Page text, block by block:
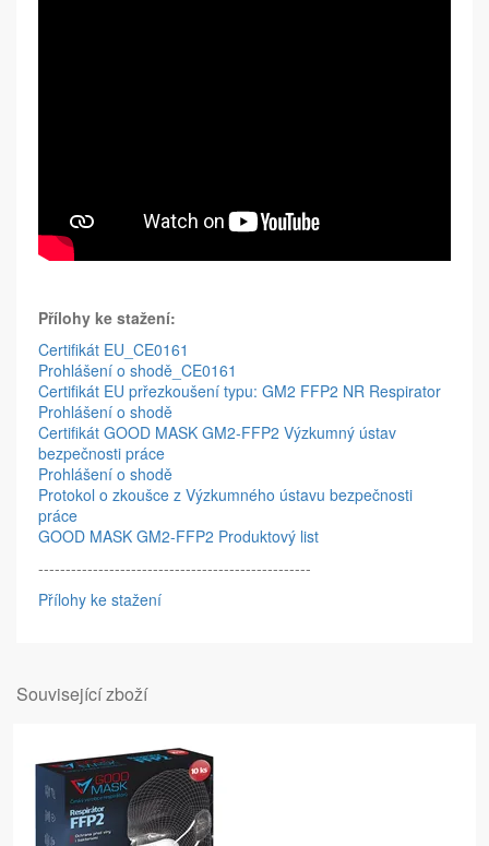
Přílohy ke stažení:
Certifikát EU_CE0161
Prohlášení o shodě_CE0161
Certifikát EU prřezkoušení typu: GM2 FFP2 NR Respirator
Prohlášení o shodě
Certifikát GOOD MASK GM2-FFP2 Výzkumný ústav
bezpečnosti práce
Prohlášení o shodě
Protokol o zkoušce z Výzkumného ústavu bezpečnosti
práce
GOOD MASK GM2-FFP2 Produktový list
--------------------------------------------------
Přílohy ke stažení
Související zboží